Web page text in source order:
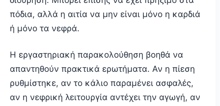
πόδια, αλλά η αιτία να μην είναι μόνο η καρδιά
ή μόνο τα νεφρά.
Η εργαστηριακή παρακολούθηση βοηθά να
απαντηθούν πρακτικά ερωτήματα. Αν η πίεση
ρυθμίστηκε, αν το κάλιο παραμένει ασφαλές,
αν η νεφρική λειτουργία αντέχει την αγωγή, αν